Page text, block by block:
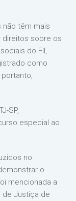
não têm mais
direitos sobre os
do FII,
como
SP,
especial ao
no
o
mencionada a
de Justiça de